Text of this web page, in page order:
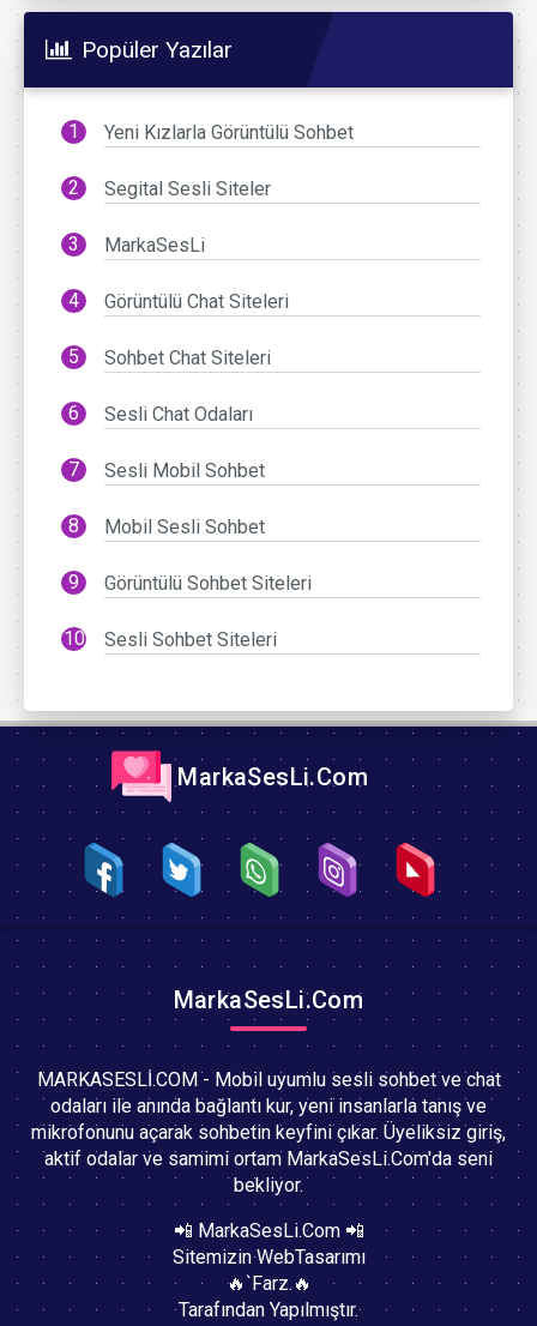
Popüler Yazılar
Yeni Kızlarla Görüntülü Sohbet
Segital Sesli Siteler
MarkaSesLi
Görüntülü Chat Siteleri
Sohbet Chat Siteleri
Sesli Chat Odaları
Sesli Mobil Sohbet
Mobil Sesli Sohbet
Görüntülü Sohbet Siteleri
Sesli Sohbet Siteleri
MarkaSesLi.Com
MarkaSesLi.Com
MARKASESLİ.COM - Mobil uyumlu sesli sohbet ve chat
odaları ile anında bağlantı kur, yeni insanlarla tanış ve
mikrofonunu açarak sohbetin keyfini çıkar. Üyeliksiz giriş,
aktif odalar ve samimi ortam MarkaSesLi.Com'da seni
bekliyor.
📲 MarkaSesLi.Com 📲
Sitemizin WebTasarımı
🔥`Farz.🔥
Tarafından Yapılmıştır.